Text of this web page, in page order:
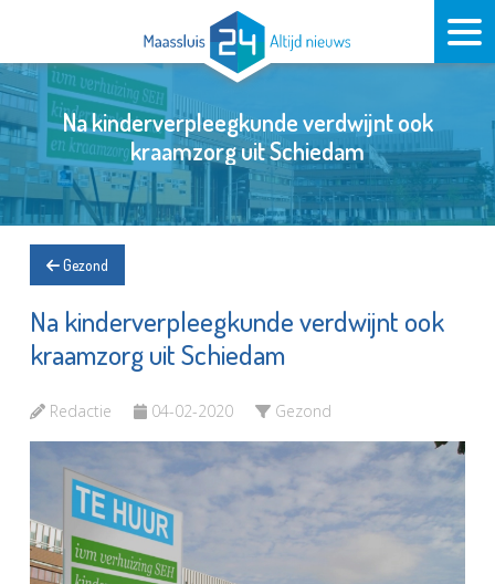
Na kinderverpleegkunde verdwijnt ook
kraamzorg uit Schiedam
Gezond
Na kinderverpleegkunde verdwijnt ook
kraamzorg uit Schiedam
Redactie 04-02-2020 Gezond